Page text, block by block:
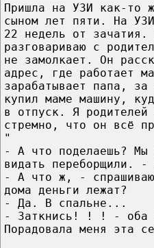
Пришла на УЗИ как-то
сыном лет пяти. На
22 недель от зачатия.
разговариваю с
не замолкает. Он
адрес, где работает
зарабатывает папа, за
купил маме машину,
в отпуск. Я
стремно, что он всё
"
- А что поделаешь? Мы
видать переборщили. -
- А что ж, -
дома деньги лежат?
- Да. В спальне...
- Заткнись! ! ! - оба
Порадовала меня эта